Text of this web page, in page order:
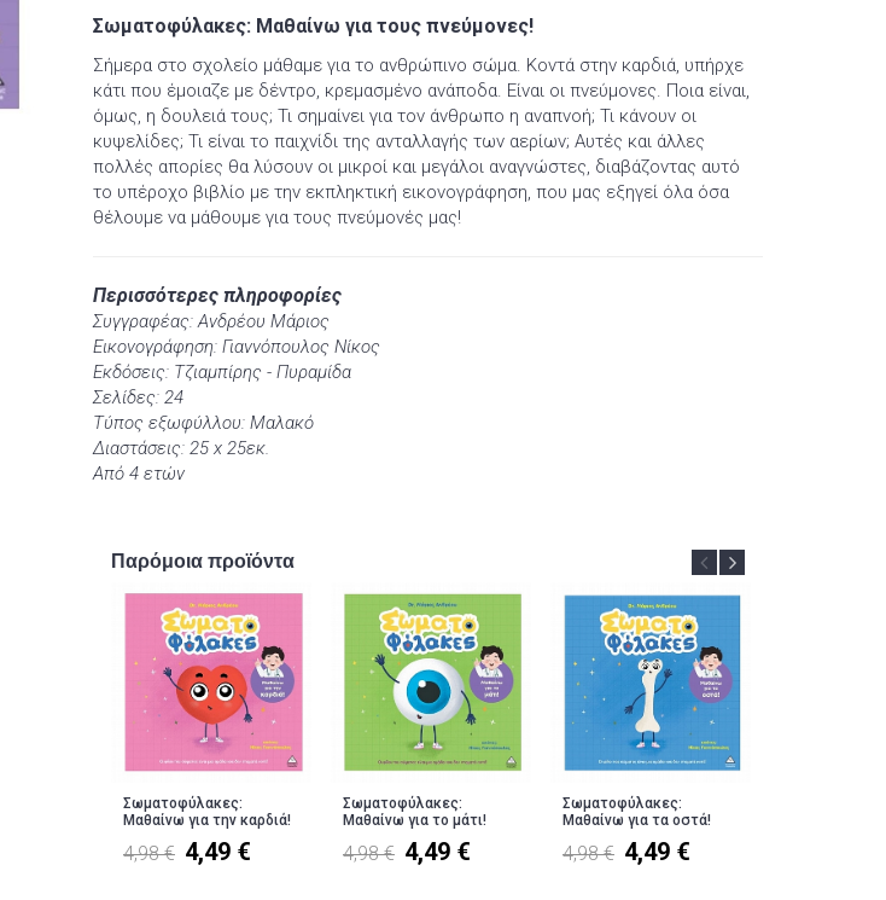
Σωματοφύλακες: Μαθαίνω για τους πνεύμονες!
Σήμερα στο σχολείο μάθαμε για το ανθρώπινο σώμα. Κοντά στην καρδιά, υπήρχε
κάτι που έμοιαζε με δέντρο, κρεμασμένο ανάποδα. Είναι οι πνεύμονες. Ποια είναι,
όμως, η δουλειά τους; Τι σημαίνει για τον άνθρωπο η αναπνοή; Τι κάνουν οι
κυψελίδες; Τι είναι το παιχνίδι της ανταλλαγής των αερίων; Αυτές και άλλες
πολλές απορίες θα λύσουν οι μικροί και μεγάλοι αναγνώστες, διαβάζοντας αυτό
το υπέροχο βιβλίο με την εκπληκτική εικονογράφηση, που μας εξηγεί όλα όσα
θέλουμε να μάθουμε για τους πνεύμονές μας!
Περισσότερες πληροφορίες
Συγγραφέας: Ανδρέου Μάριος
Εικονογράφηση: Γιαννόπουλος Νίκος
Εκδόσεις: Τζιαμπίρης - Πυραμίδα
Σελίδες: 24
Τύπος εξωφύλλου: Μαλακό
Διαστάσεις: 25 x 25εκ.
Από 4 ετών
Παρόμοια προϊόντα
Σωματοφύλακες:
Μαθαίνω για την καρδιά!
4,98 € 4,49 €
Σωματοφύλακες:
Μαθαίνω για το μάτι!
4,98 € 4,49 €
Σωματοφύλακες:
Μαθαίνω για τα οστά!
4,98 € 4,49 €